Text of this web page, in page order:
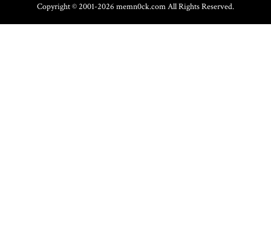
Copyright © 2001-2026 memn0ck.com All Rights Reserved.